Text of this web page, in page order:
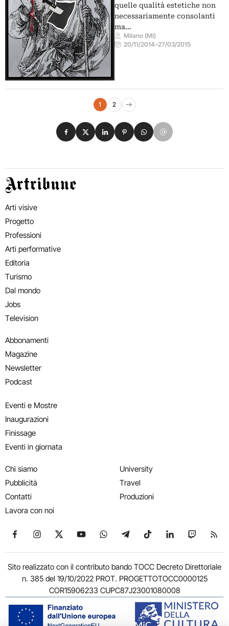
quelle qualità estetiche non
necessariamente consolanti
ma…
Milano (MI)
20/11/2014–27/03/2015
Navigazione eventi1 2
Pagina successiva
Condividi su Facebook
Condividi su X
Condividi su LinkedIn
Condividi su Pinterest
Condividi su WhatsApp
Condividi su Email
Artribune
Arti visive
Progetto
Professioni
Arti performative
Editoria
Turismo
Dal mondo
Jobs
Television
Abbonamenti
Magazine
Newsletter
Podcast
Eventi e Mostre
Inaugurazioni
Finissage
Eventi in giornata
Chi siamo
Pubblicità
Contatti
Lavora con noi
University
Travel
Produzioni
Seguici su Facebook
Seguici su Instagram
Seguici su X
Seguici su YouTube
Seguici su WhatsApp
Seguici su Telegram
Seguici su TikTok
Seguici su
Seguici
Sito realizzato con il contributo bando TOCC Decreto Direttoriale
n. 385 del 19/10/2022 PROT. PROGETTOTOCC0000125
COR15906233 CUPC87J23001080008